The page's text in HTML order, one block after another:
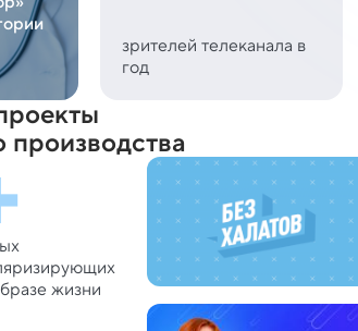
зрителей телеканала в
год
производства
жизни